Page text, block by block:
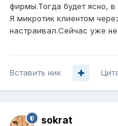
фирмы.Тогда будет ясно,
Я микротик клиентом
настраивал.Сейчас уже
Вставить ник
sokrat